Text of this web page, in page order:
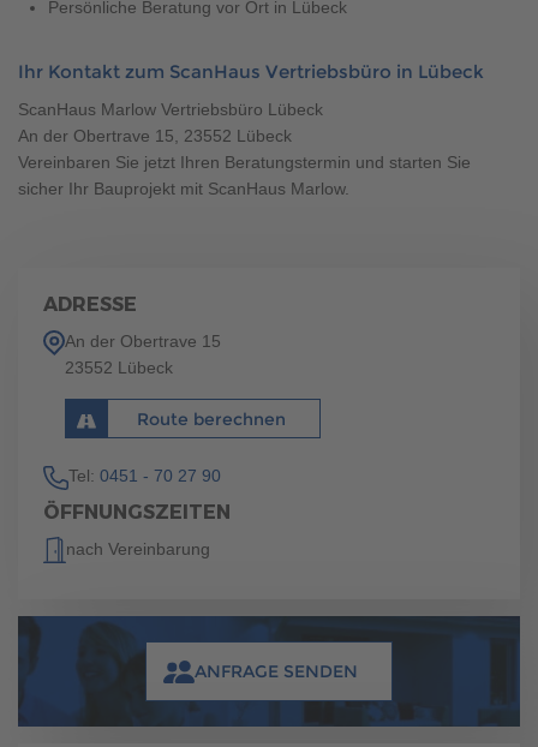
Persönliche Beratung vor Ort in Lübeck
Ihr Kontakt zum ScanHaus Vertriebsbüro in Lübeck
ScanHaus Marlow Vertriebsbüro Lübeck
An der Obertrave 15, 23552 Lübeck
Vereinbaren Sie jetzt Ihren Beratungstermin und starten Sie
sicher Ihr Bauprojekt mit ScanHaus Marlow.
ADRESSE
An der Obertrave 15
23552 Lübeck
Route berechnen
Tel: 0451 - 70 27 90
ÖFFNUNGSZEITEN
nach Vereinbarung
ANFRAGE SENDEN